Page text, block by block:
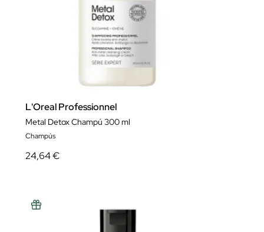
L'Oreal Professionnel
Metal Detox Champú 300 ml
Champús
24,64 €